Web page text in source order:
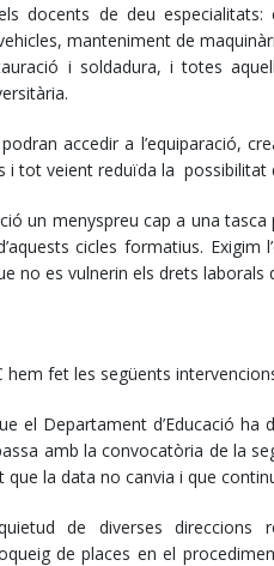
docents de deu
manteniment de
i soldadura, i totes
accedir a l’equiparació,
i tot veient reduïda la
un menyspreu cap a una
cicles formatius. Exigim
no es vulnerin els drets laborals
hem fet les següents
el Departament d’Educació
amb la convocatòria de la
que la data no canvia i que
de diverses
de places en el